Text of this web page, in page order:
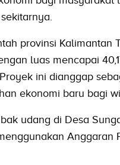
provinsi Kalimantan
luas mencapai
ini dianggap
ekonomi baru bagi
udang di Desa
Anggaran